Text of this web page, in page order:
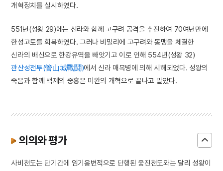
개혁정치를 실시하였다.
551년(성왕 29)에는 신라와 함께 고구려 공격을 추진하여 70여년만에
한성고토를 회복하였다. 그러나 비밀리에 고구려와 동맹을 체결한
신라의 배신으로 한강유역을 빼앗기고 이로 인해 554년(성왕 32)
관산성전투(管山城戰鬪)에서 신라 매복병에 의해 시해되었다. 성왕의
죽음과 함께 백제의 중흥은 미완의 개혁으로 끝나고 말았다.
의의와 평가
사비천도는 단기간에 임기응변적으로 단행된 웅진천도와는 달리 성왕이